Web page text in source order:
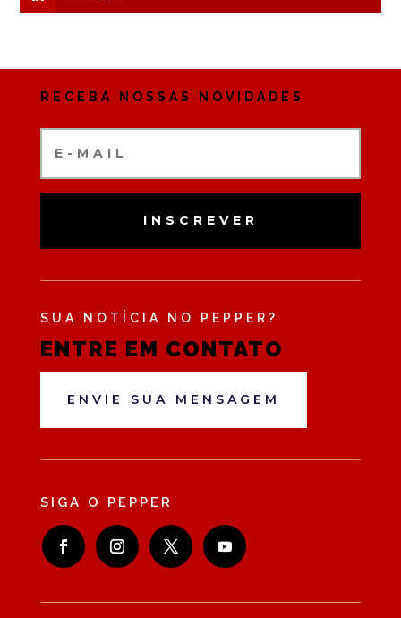
RECEBA NOSSAS NOVIDADES
INSCREVER
SUA NOTÍCIA NO PEPPER?
ENTRE EM CONTATO
ENVIE SUA MENSAGEM
SIGA O PEPPER